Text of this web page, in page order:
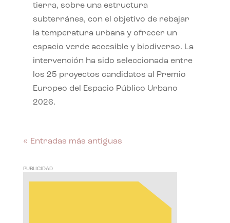
tierra, sobre una estructura
subterránea, con el objetivo de rebajar
la temperatura urbana y ofrecer un
espacio verde accesible y biodiverso. La
intervención ha sido seleccionada entre
los 25 proyectos candidatos al Premio
Europeo del Espacio Público Urbano
2026.
« Entradas más antiguas
PUBLICIDAD